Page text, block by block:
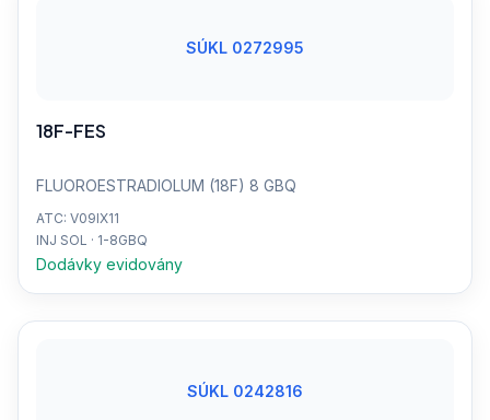
SÚKL 0272995
18F-FES
FLUOROESTRADIOLUM (18F) 8 GBQ
ATC: V09IX11
INJ SOL · 1-8GBQ
Dodávky evidovány
SÚKL 0242816